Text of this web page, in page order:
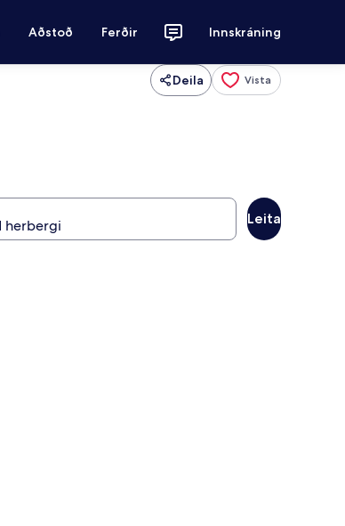
Aðstoð Ferðir Innskráning
Deila Vista
Leita